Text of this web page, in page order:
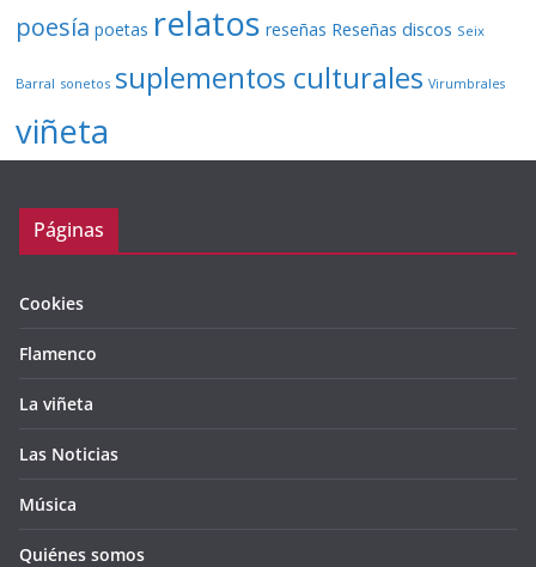
poesía poetas relatos reseñas Reseñas discos Seix
Barral sonetos suplementos culturales Virumbrales
viñeta
Páginas
Cookies
Flamenco
La viñeta
Las Noticias
Música
Quiénes somos